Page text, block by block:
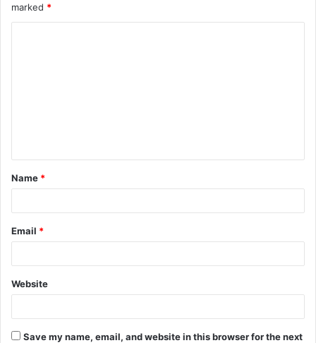
marked *
t
*
Name *
Email *
Website
Save my name, email, and website in this browser for the next